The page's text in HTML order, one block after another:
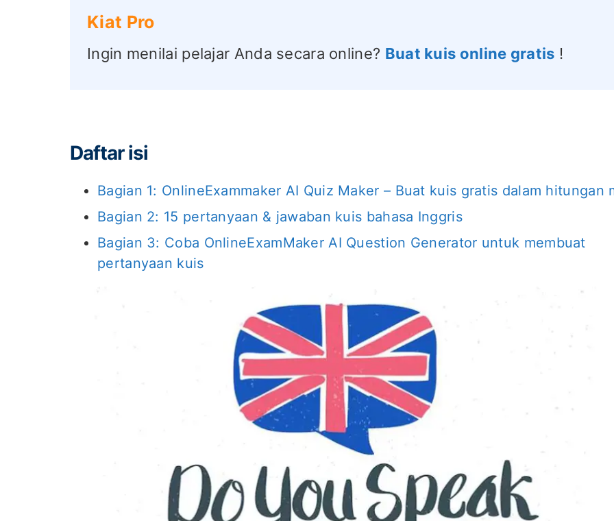
Kiat Pro
Ingin menilai pelajar Anda secara online? Buat kuis online gratis !
Daftar isi
Bagian 1: OnlineExammaker AI Quiz Maker – Buat kuis gratis dalam hitungan
Bagian 2: 15 pertanyaan & jawaban kuis bahasa Inggris
Bagian 3: Coba OnlineExamMaker AI Question Generator untuk membuat
pertanyaan kuis